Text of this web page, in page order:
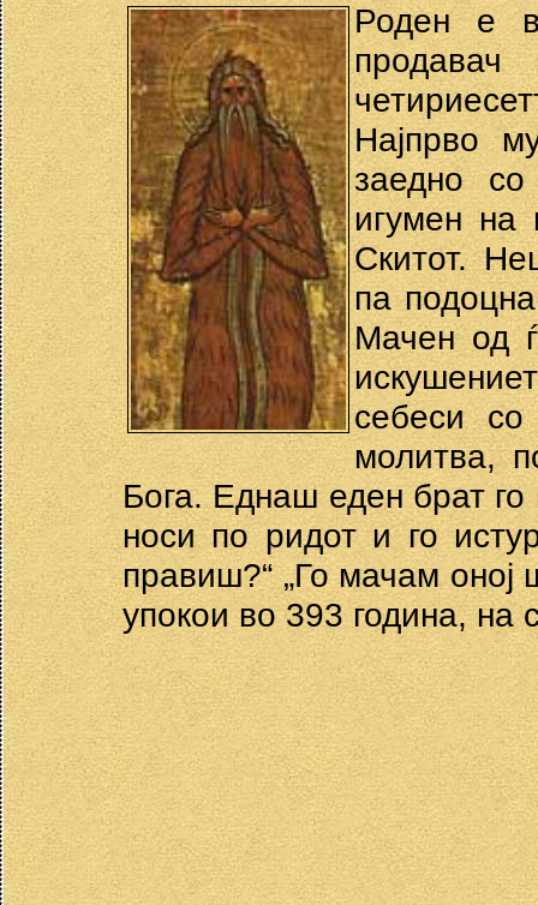
Роден е
Најпрво
заедно
игумен на
Скитот.
па
Мачен од
себеси со
молитва,
Бога. Еднаш еден брат го
носи по ридот и го
правиш?“ „Го мачам
упокои во 393 година, на